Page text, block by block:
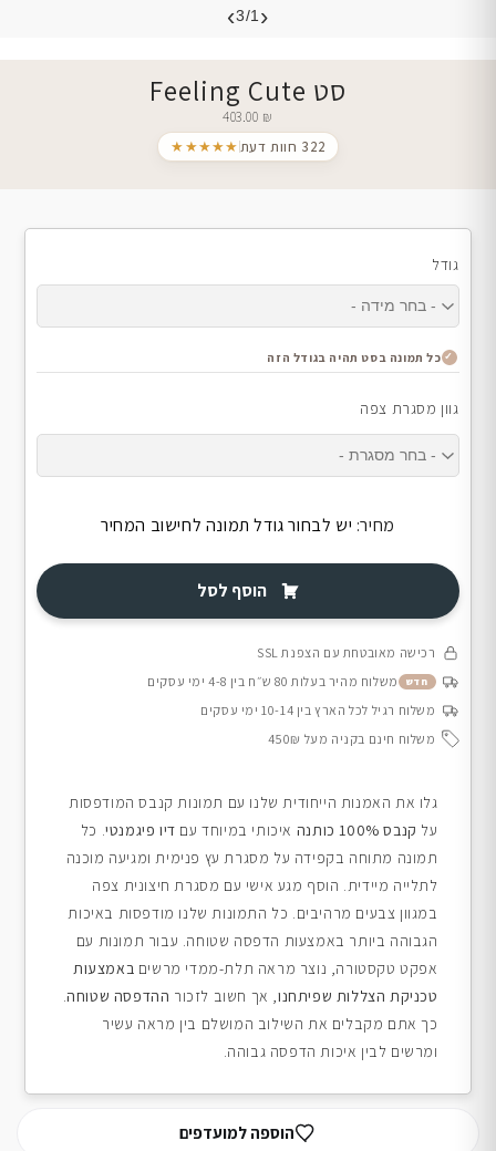
‹
3/1
›
סט Feeling Cute
403.00 ₪
★★★★★
322 חוות דעת
גודל
כל תמונה בסט תהיה בגודל הזה
גוון מסגרת צפה
מחיר: יש לבחור גודל תמונה לחישוב המחיר
הוסף לסל
רכישה מאובטחת עם הצפנת SSL
חדש
משלוח מהיר בעלות 80 ש״ח בין 4-8 ימי עסקים
משלוח רגיל לכל הארץ בין 10-14 ימי עסקים
משלוח חינם בקניה מעל 450₪
גלו את האמנות הייחודית שלנו עם תמונות קנבס המודפסות
על קנבס 100% כותנה איכותי במיוחד עם דיו פיגמנטי. כל
תמונה מתוחה בקפידה על מסגרת עץ פנימית ומגיעה מוכנה
לתלייה מיידית. הוסף מגע אישי עם מסגרת חיצונית צפה
במגוון צבעים מרהיבים. כל התמונות שלנו מודפסות באיכות
הגבוהה ביותר באמצעות הדפסה שטוחה. עבור תמונות עם
אפקט טקסטורה, נוצר מראה תלת-ממדי מרשים באמצעות
טכניקת הצללות שפיתחנו, אך חשוב לזכור ההדפסה שטוחה.
כך אתם מקבלים את השילוב המושלם בין מראה עשיר
ומרשים לבין איכות הדפסה גבוהה.
הוספה למועדפים